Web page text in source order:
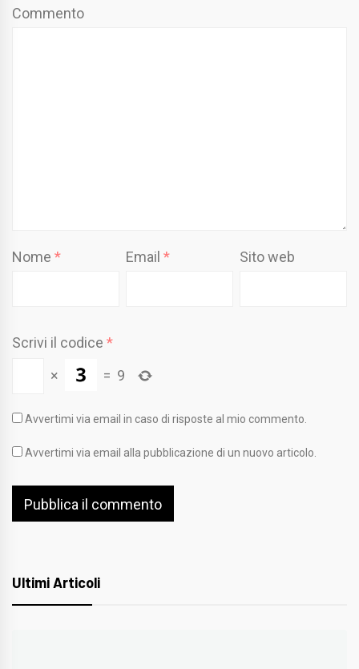
Commento
Nome * Email* Sito web
Scrivi il codice *
×
= 9
Avvertimi via email in caso di risposte al mio commento.
Avvertimi via email alla pubblicazione di un nuovo articolo.
Ultimi Articoli